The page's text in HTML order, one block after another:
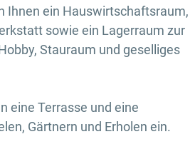
Ihnen ein Hauswirtschaftsraum,
sowie ein Lagerraum zur
Stauraum und geselliges
eine Terrasse und eine
Gärtnern und Erholen ein.